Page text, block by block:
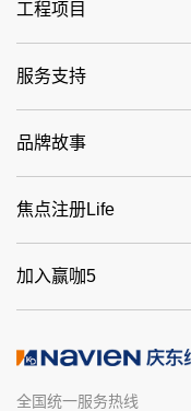
工程项目
服务支持
品牌故事
焦点注册Life
加入赢咖5
全国统一服务热线